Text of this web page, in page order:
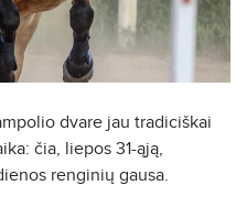
dvare jau tradiciškai
čia, liepos 31-ąją,
renginių gausa.